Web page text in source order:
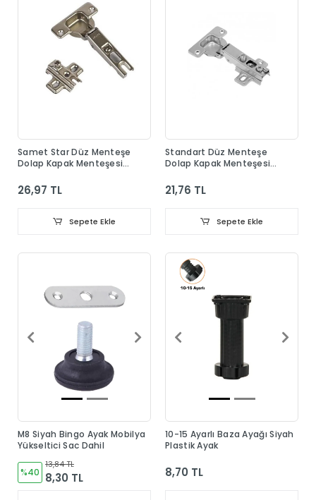
Samet Star Düz Menteşe
Dolap Kapak Menteşesi
26,97 TL
Sepete Ekle
Standart Düz Menteşe
Dolap Kapak Menteşesi
21,76 TL
Sepete Ekle
M8 Siyah Bingo Ayak Mobilya
Yükseltici Sac Dahil
%40
13,84 TL
8,30 TL
10-15 Ayarlı Baza Ayağı Siyah
Plastik Ayak
8,70 TL